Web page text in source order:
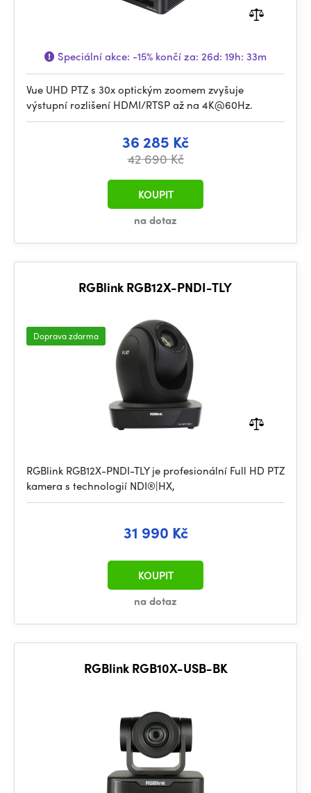
Speciální akce: -15% končí za: 26d: 19h: 33m
Vue UHD PTZ s 30x optickým zoomem zvyšuje
výstupní rozlišení HDMI/RTSP až na 4K@60Hz.
36 285 Kč
42 690 Kč
na dotaz
KOUPIT
RGBlink RGB12X-PNDI-TLY
Doprava zdarma
RGBlink RGB12X-PNDI-TLY je profesionální Full HD PTZ
kamera s technologií NDI®|HX,
31 990 Kč
na dotaz
KOUPIT
RGBlink RGB10X-USB-BK